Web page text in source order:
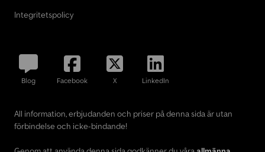
Integritetspolicy
Blog Facebook X LinkedIn
All information, erbjudanden och priser på denna sida är utan
förbindelse och icke-bindande!